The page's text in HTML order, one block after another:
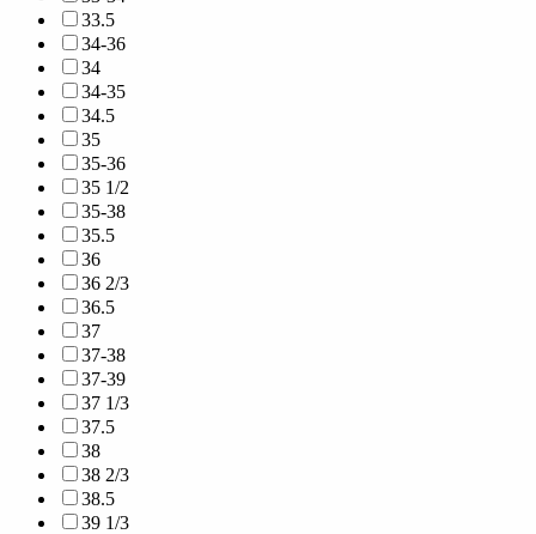
33.5
34-36
34
34-35
34.5
35
35-36
35 1/2
35-38
35.5
36
36 2/3
36.5
37
37-38
37-39
37 1/3
37.5
38
38 2/3
38.5
39 1/3